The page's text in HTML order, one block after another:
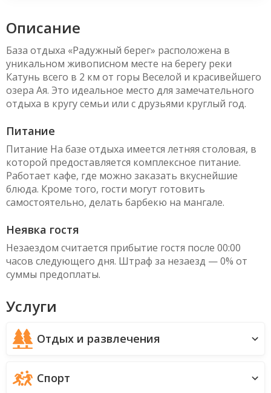
Описание
База отдыха «Радужный берег» расположена в
уникальном живописном месте на берегу реки
Катунь всего в 2 км от горы Веселой и красивейшего
озера Ая. Это идеальное место для замечательного
отдыха в кругу семьи или с друзьями круглый год.
Питание
Питание На базе отдыха имеется летняя столовая, в
которой предоставляется комплексное питание.
Работает кафе, где можно заказать вкуснейшие
блюда. Кроме того, гости могут готовить
самостоятельно, делать барбекю на мангале.
Неявка гостя
Незаездом считается прибытие гостя после 00:00
часов следующего дня. Штраф за незаезд — 0% от
суммы предоплаты.
Услуги
Отдых и развлечения
Спорт